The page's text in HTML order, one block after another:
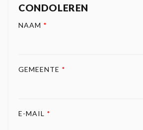
CONDOLEREN
NAAM *
GEMEENTE *
E-MAIL *